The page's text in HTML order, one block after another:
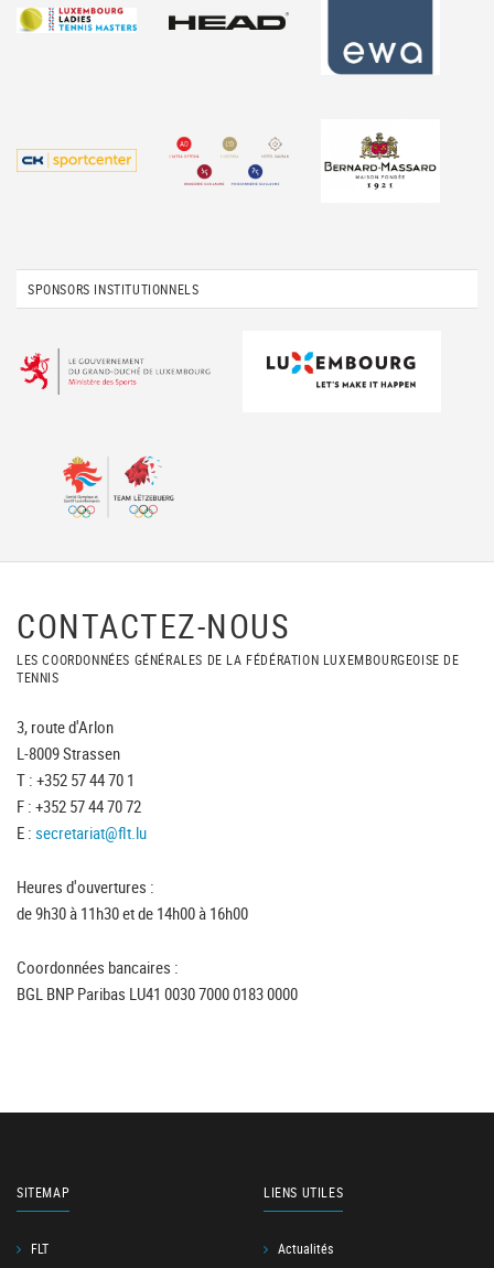
SPONSORS INSTITUTIONNELS
CONTACTEZ-NOUS
LES COORDONNÉES GÉNÉRALES DE LA FÉDÉRATION LUXEMBOURGEOISE DE
TENNIS
3, route d'Arlon
L-8009 Strassen
T : +352 57 44 70 1
F : +352 57 44 70 72
E : secretariat@flt.lu
Heures d'ouvertures :
de 9h30 à 11h30 et de 14h00 à 16h00
Coordonnées bancaires :
BGL BNP Paribas LU41 0030 7000 0183 0000
SITEMAP
FLT
LIENS UTILES
Actualités